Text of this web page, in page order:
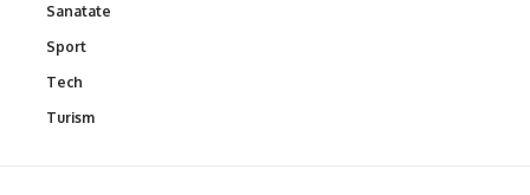
Sanatate
Sport
Tech
Turism